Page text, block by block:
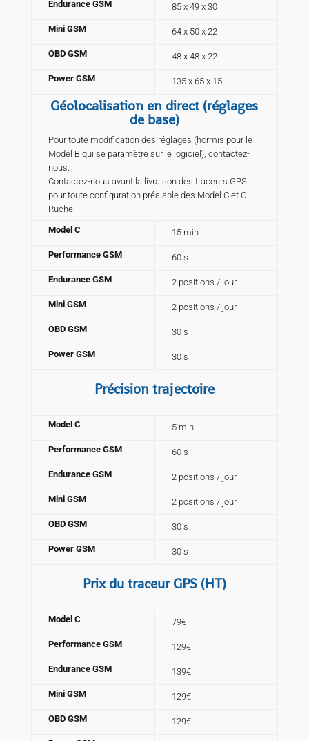
Endurance GSM 85 x 49 x 30
Mini GSM 64 x 50 x 22
OBD GSM 48 x 48 x 22
Power GSM 135 x 65 x 15
Géolocalisation en direct (réglages
de base)
Pour toute modification des réglages (hormis pour le
Model B qui se paramètre sur le logiciel), contactez-
nous.
Contactez-nous avant la livraison des traceurs GPS
pour toute configuration préalable des Model C et C
Ruche.
Model C
15 min
Performance GSM 60 s
Endurance GSM 2 positions / jour
Mini GSM 2 positions / jour
OBD GSM 30 s
Power GSM 30 s
Précision trajectoire
Model C 5 min
Performance GSM 60 s
Endurance GSM 2 positions / jour
Mini GSM 2 positions / jour
OBD GSM 30 s
Power GSM 30 s
Prix du traceur GPS (HT)
Model C 79€
Performance GSM 129€
Endurance GSM 139€
Mini GSM 129€
OBD GSM 129€